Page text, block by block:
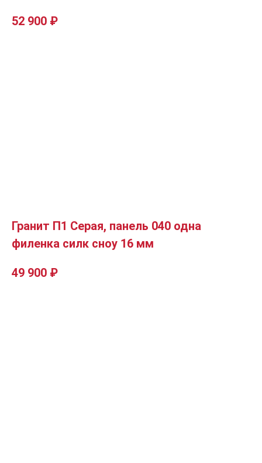
52 900 ₽
Гранит П1 Серая, панель 040 одна
филенка силк сноу 16 мм
49 900 ₽